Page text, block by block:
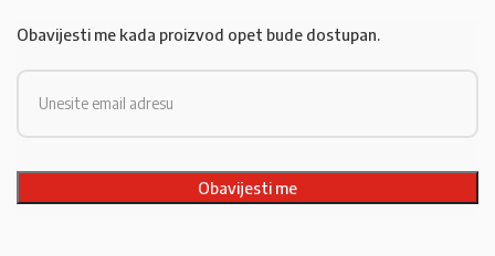
Obavijesti me kada proizvod opet bude dostupan.